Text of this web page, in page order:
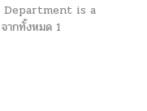
is a
จากทั้งหมด 1